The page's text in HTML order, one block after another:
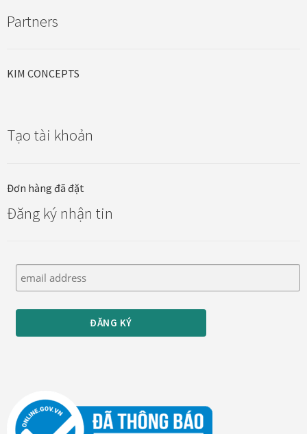
Partners
KIM CONCEPTS
Tạo tài khoản
Đơn hàng đã đặt
Đăng ký nhận tin